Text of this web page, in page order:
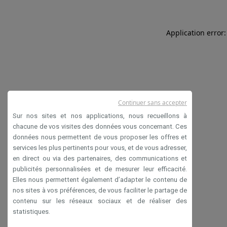
Application
Sur nos sites et nos applications, nous recueillons à
chacune de vos visites des données vous concernant. Ces
données nous permettent de vous proposer les offres et
services les plus pertinents pour vous, et de vous adresser,
en direct ou via des partenaires, des communications et
publicités personnalisées et de mesurer leur efficacité.
Elles nous permettent également d’adapter le contenu de
nos sites à vos préférences, de vous faciliter le partage de
contenu sur les réseaux sociaux et de réaliser des
statistiques.
Continuer sans accepter